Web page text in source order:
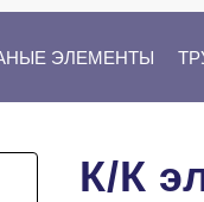
ЭЛЕМЕНТЫ
К/К